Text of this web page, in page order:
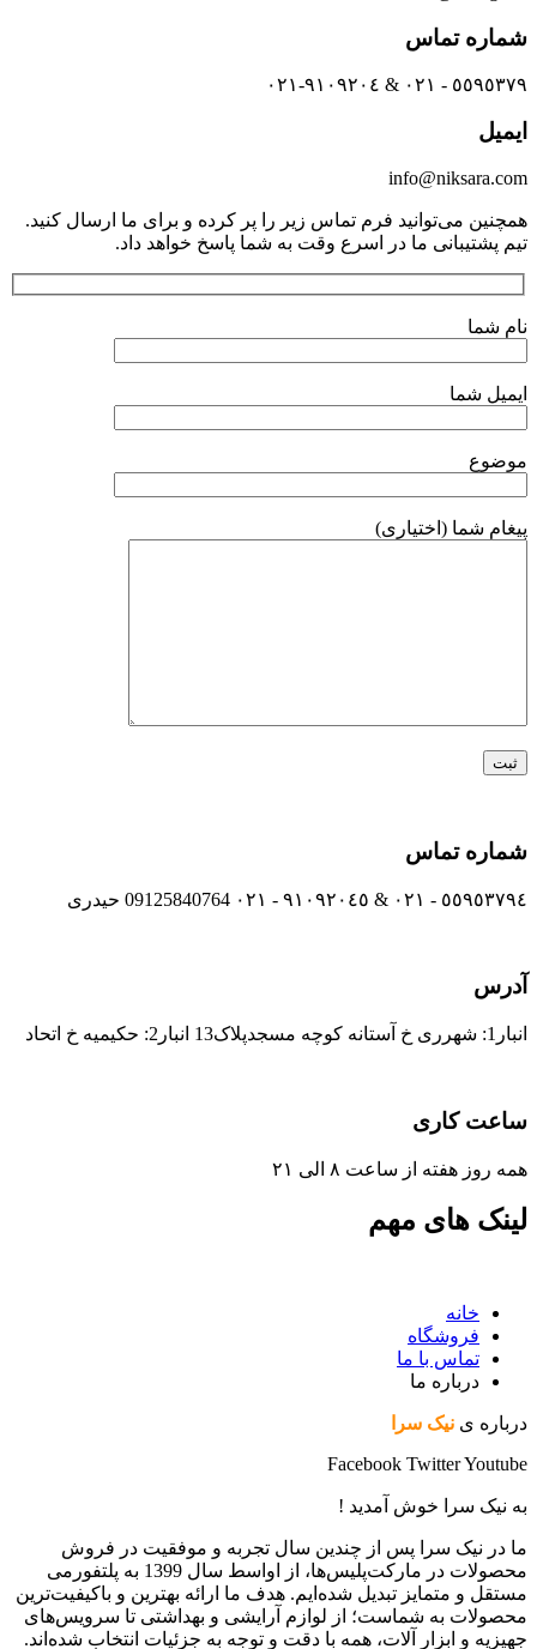
شماره تماس
٥٥٩٥٣٧٩ - ٠٢١ & ٩١٠٩٢٠٤-٠٢١
ایمیل
info@niksara.com
همچنین می‌توانید فرم تماس زیر را پر کرده و برای ما ارسال کنید.
تیم پشتیبانی ما در اسرع وقت به شما پاسخ خواهد داد.
نام شما
ایمیل شما
موضوع
پیغام شما (اختیاری)
شماره تماس
٥٥٩٥٣٧٩٤ - ٠٢١ & ٩١٠٩٢٠٤٥ - ٠٢١ 09125840764 حیدری
آدرس
انبار1: شهرری خ آستانه کوچه مسجدپلاک13 انبار2: حکیمیه خ اتحاد
ساعت کاری
همه روز هفته از ساعت ٨ الی ۲۱
لینک های مهم
خانه
فروشگاه
تماس با ما
درباره ما
درباره ی نیک سرا
Facebook TwitterYoutube
به نیک سرا خوش آمدید !
ما در نیک سرا پس از چندین سال تجربه و موفقیت در فروش
محصولات در مارکت‌پلیس‌ها، از اواسط سال 1399 به پلتفورمی
مستقل و متمایز تبدیل شده‌ایم. هدف ما ارائه بهترین و باکیفیت‌ترین
محصولات به شماست؛ از لوازم آرایشی و بهداشتی تا سرویس‌های
جهیزیه و ابزار آلات، همه با دقت و توجه به جزئیات انتخاب شده‌اند.